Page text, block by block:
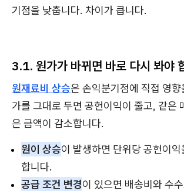
기점을 낮춥니다. 차이가 큽니다.
3.1. 원가가 바뀌면 바로 다시 봐야
원재료비 상승은 손익분기점에 직접 영
가를 그대로 두면 공헌이익이 줄고, 같은
은 금액이 감소합니다.
원이 상승이 발생하면 단위당 공헌이
합니다.
공급 조건 변경이 있으면 배송비와 수